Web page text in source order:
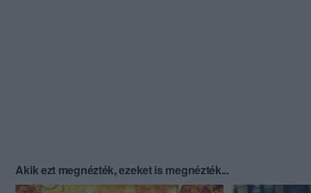
Akik ezt megnézték, ezeket is megnézték...